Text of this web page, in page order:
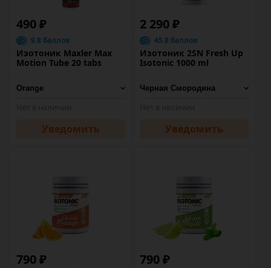
490 ₽
9.8 баллов
Изотоник Maxler Max
Motion Tube 20 tabs
Уведомить
2 290 ₽
45.8 баллов
Изотоник 2SN Fresh Up
Isotonic 1000 ml
Уведомить
790 ₽ 790 ₽